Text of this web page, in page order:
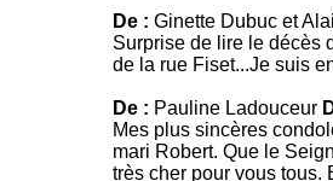
De : Ginette Dubuc et
Surprise de lire le décès
de la rue Fiset...Je suis
De : Pauline Ladouceur
Mes plus sincères
mari Robert. Que le
très cher pour vous tous.